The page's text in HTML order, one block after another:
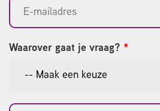
Waarover gaat je vraag? *